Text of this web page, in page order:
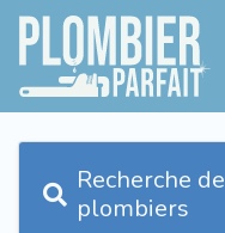
Recherche de
plombiers